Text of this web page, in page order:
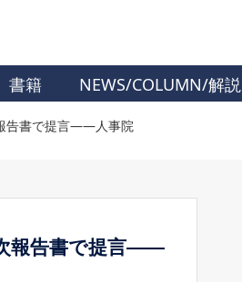
書籍 NEWS/COLUMN/解説
告書で提言――人事院
報告書で提言――